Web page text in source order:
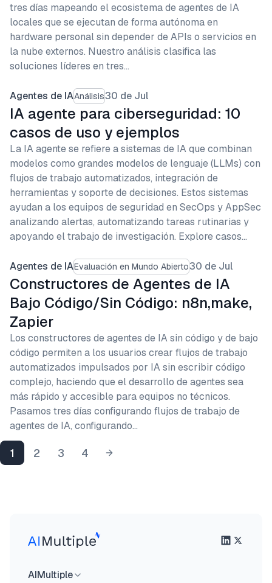
tres días mapeando el ecosistema de agentes de IA
locales que se ejecutan de forma autónoma en
hardware personal sin depender de APIs o servicios en
la nube externos. Nuestro análisis clasifica las
soluciones líderes en tres…
Agentes de IAAnálisis30 de Jul
IA agente para ciberseguridad: 10
casos de uso y ejemplos
La IA agente se refiere a sistemas de IA que combinan
modelos como grandes modelos de lenguaje (LLMs) con
flujos de trabajo automatizados, integración de
herramientas y soporte de decisiones. Estos sistemas
ayudan a los equipos de seguridad en SecOps y AppSec
analizando alertas, automatizando tareas rutinarias y
apoyando el trabajo de investigación. Explore casos…
Agentes de IAEvaluación en Mundo Abierto30 de Jul
Constructores de Agentes de IA
Bajo Código/Sin Código: n8n,make,
Zapier
Los constructores de agentes de IA sin código y de bajo
código permiten a los usuarios crear flujos de trabajo
automatizados impulsados por IA sin escribir código
complejo, haciendo que el desarrollo de agentes sea
más rápido y accesible para equipos no técnicos.
Pasamos tres días configurando flujos de trabajo de
agentes de IA, configurando…
1 2 3 4
AIMultiple